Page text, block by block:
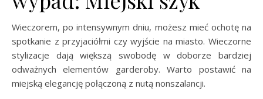
Wieczorem, po intensywnym dniu, możesz mieć ochotę na
spotkanie z przyjaciółmi czy wyjście na miasto. Wieczorne
stylizacje dają większą swobodę w doborze bardziej
odważnych elementów garderoby. Warto postawić na
miejską elegancję połączoną z nutą nonszalancji.